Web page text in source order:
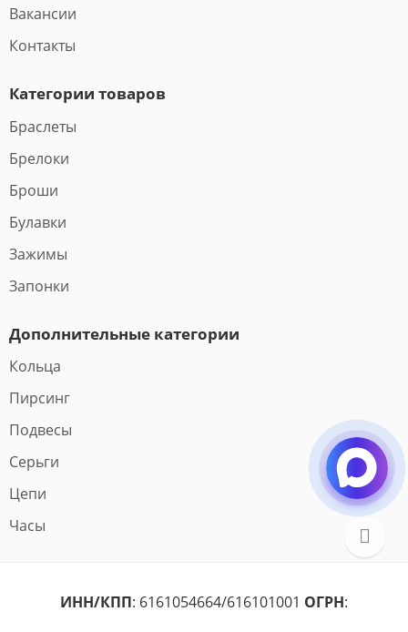
Вакансии
Контакты
Категории товаров
Браслеты
Брелоки
Броши
Булавки
Зажимы
Запонки
Дополнительные категории
Кольца
Пирсинг
Подвесы
Серьги
Цепи
Часы
ИНН/КПП: 6161054664/616101001 ОГРН: